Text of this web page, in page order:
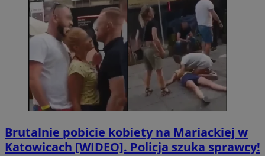
Brutalnie pobicie kobiety na Mariackiej w
Katowicach [WIDEO]. Policja szuka sprawcy!